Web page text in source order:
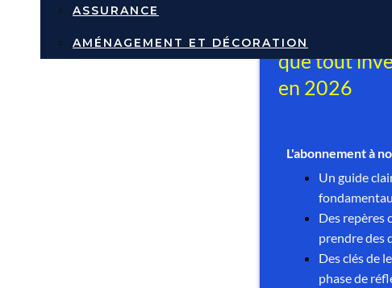
ASSURANCE
AMÉNAGEMENT ET DÉCORATION